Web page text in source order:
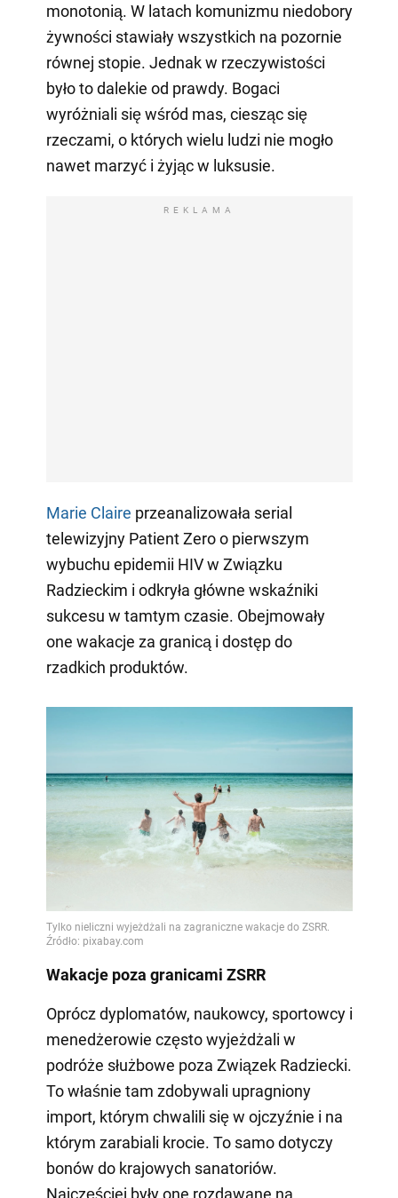
monotonią. W latach komunizmu niedobory
żywności stawiały wszystkich na pozornie
równej stopie. Jednak w rzeczywistości
było to dalekie od prawdy. Bogaci
wyróżniali się wśród mas, ciesząc się
rzeczami, o których wielu ludzi nie mogło
nawet marzyć i żyjąc w luksusie.
REKLAMA
Marie Claire przeanalizowała serial
telewizyjny Patient Zero o pierwszym
wybuchu epidemii HIV w Związku
Radzieckim i odkryła główne wskaźniki
sukcesu w tamtym czasie. Obejmowały
one wakacje za granicą i dostęp do
rzadkich produktów.
Wakacje poza granicami ZSRR
Oprócz dyplomatów, naukowcy, sportowcy i
menedżerowie często wyjeżdżali w
podróże służbowe poza Związek Radziecki.
To właśnie tam zdobywali upragniony
import, którym chwalili się w ojczyźnie i na
którym zarabiali krocie. To samo dotyczy
bonów do krajowych sanatoriów.
Najczęściej były one rozdawane na